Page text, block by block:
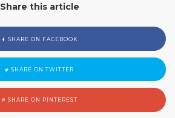
Share this article
SHARE ON FACEBOOK
SHARE ON TWITTER
SHARE ON PINTEREST